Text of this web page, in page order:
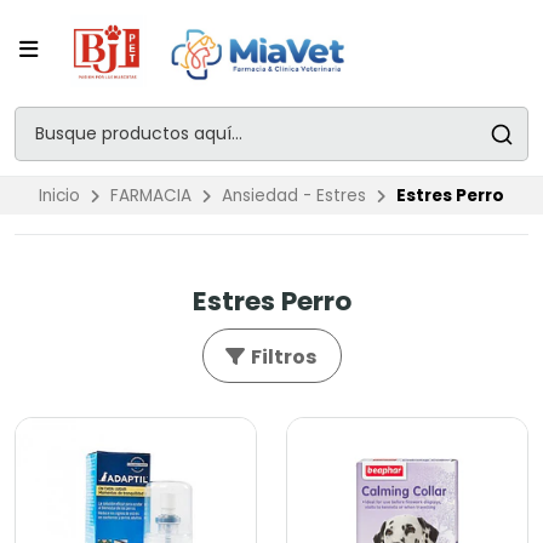
Inicio FARMACIA Ansiedad - Estres Estres Perro
Estres Perro
Filtros